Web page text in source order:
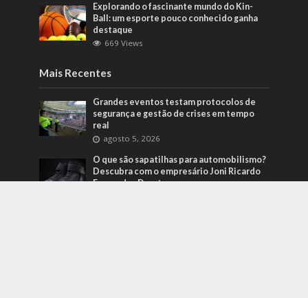
Explorando o fascinante mundo do Kin-
Ball: um esporte pouco conhecido ganha
destaque
669 Views
Mais Recentes
Grandes eventos testam protocolos de
segurança e gestão de crises em tempo
real
agosto 5, 2026
O que são sapatilhas para automobilismo?
Descubra com o empresário Joni Ricardo
Fernandes Duarte